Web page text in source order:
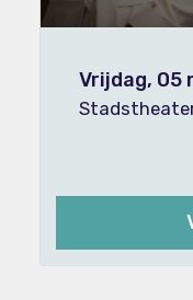
Vrijdag, 05